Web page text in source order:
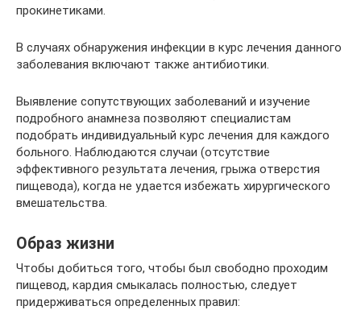
прокинетиками.
В случаях обнаружения инфекции в курс лечения данного
заболевания включают также антибиотики.
Выявление сопутствующих заболеваний и изучение
подробного анамнеза позволяют специалистам
подобрать индивидуальный курс лечения для каждого
больного. Наблюдаются случаи (отсутствие
эффективного результата лечения, грыжа отверстия
пищевода), когда не удается избежать хирургического
вмешательства.
Образ жизни
Чтобы добиться того, чтобы был свободно проходим
пищевод, кардия смыкалась полностью, следует
придерживаться определенных правил: